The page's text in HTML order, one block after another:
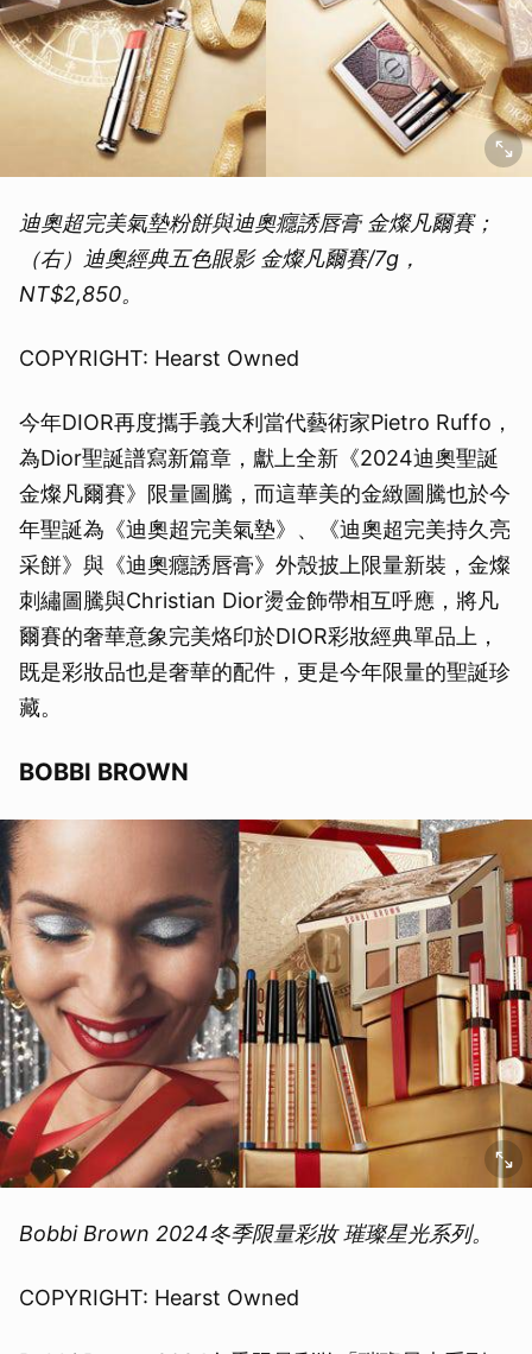
迪奧超完美氣墊粉餅與迪奧癮誘唇膏 金燦凡爾賽；
（右）迪奧經典五色眼影 金燦凡爾賽/7g，
NT$2,850。
COPYRIGHT: Hearst Owned
今年DIOR再度攜手義大利當代藝術家Pietro Ruffo，
為Dior聖誕譜寫新篇章，獻上全新《2024迪奧聖誕
金燦凡爾賽》限量圖騰，而這華美的金緻圖騰也於今
年聖誕為《迪奧超完美氣墊》、《迪奧超完美持久亮
采餅》與《迪奧癮誘唇膏》外殼披上限量新裝，金燦
刺繡圖騰與Christian Dior燙金飾帶相互呼應，將凡
爾賽的奢華意象完美烙印於DIOR彩妝經典單品上，
既是彩妝品也是奢華的配件，更是今年限量的聖誕珍
藏。
BOBBI BROWN
Bobbi Brown 2024冬季限量彩妝 璀璨星光系列。
COPYRIGHT: Hearst Owned